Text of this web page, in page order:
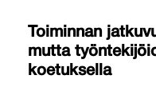
Toiminnan
mutta
koetuksella